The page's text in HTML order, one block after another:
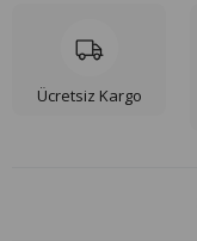
Ücretsiz Kargo